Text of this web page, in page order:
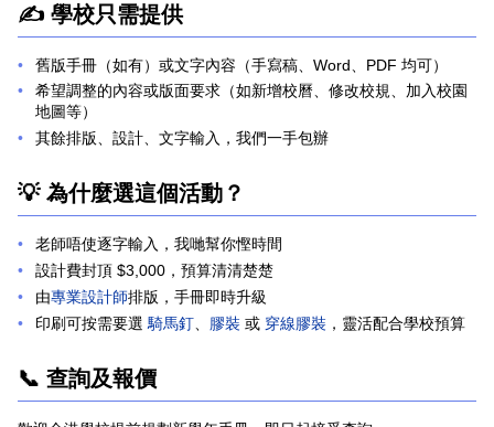
✍️ 學校只需提供
舊版手冊（如有）或文字內容（手寫稿、Word、PDF 均可）
地圖等）
其餘排版、設計、文字輸入，我們一手包辦
💡 為什麼選這個活動？
老師唔使逐字輸入，我哋幫你慳時間
設計費封頂 $3,000，預算清清楚楚
由專業設計師排版，手冊即時升級
印刷可按需要選 騎馬釘 膠裝 或 穿線膠裝 ，靈活配合學校預算
📞 查詢及報價